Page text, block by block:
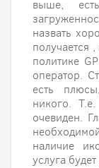
выше,
назвать
получается
политике
оператор.
есть
никого.
очевиден.
наличие
услуга